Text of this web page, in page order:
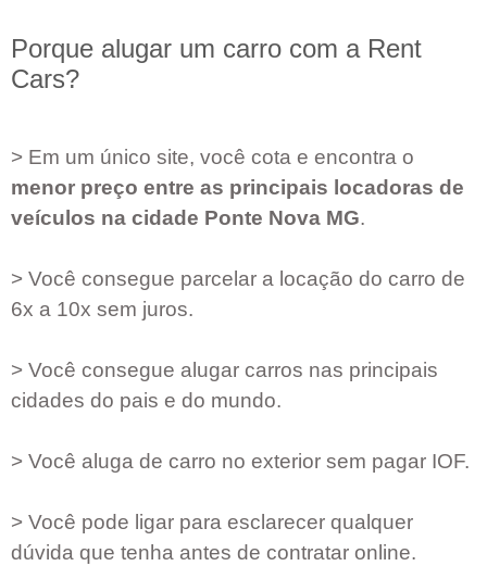
Porque alugar um carro com a Rent
Cars?
> Em um único site, você cota e encontra o
menor preço entre as principais locadoras de
veículos na cidade Ponte Nova MG.
> Você consegue parcelar a locação do carro de
6x a 10x sem juros.
> Você consegue alugar carros nas principais
cidades do pais e do mundo.
> Você aluga de carro no exterior sem pagar IOF.
> Você pode ligar para esclarecer qualquer
dúvida que tenha antes de contratar online.